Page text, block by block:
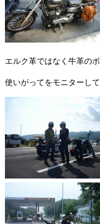
エルク革ではなく牛革の
使いがってをモニターして